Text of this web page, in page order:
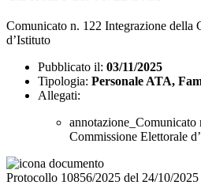
Comunicato n. 122 Integrazione della
d’Istituto
Pubblicato il: 03/11/2025
Tipologia: Personale ATA,
Allegati:
Commissione Elettorale
Protocollo 10856/2025 del 24/10/2025